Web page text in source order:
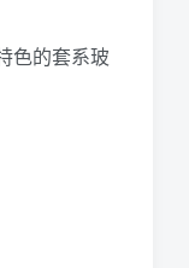
色的套系玻